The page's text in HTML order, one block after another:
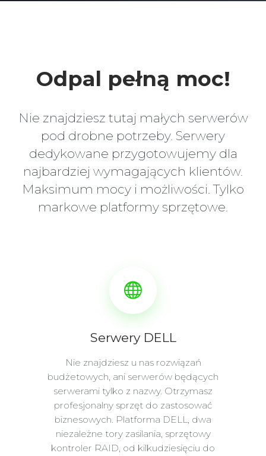
Odpal pełną moc!
Nie znajdziesz tutaj małych serwerów
pod drobne potrzeby. Serwery
dedykowane przygotowujemy dla
najbardziej wymagających klientów.
Maksimum mocy i możliwości. Tylko
markowe platformy sprzętowe.
Serwery DELL
Nie znajdziesz u nas rozwiązań
budżetowych, ani serwerów będących
serwerami tylko z nazwy. Otrzymasz
profesjonalny sprzęt do zastosować
biznesowych. Platforma DELL, dwa
niezależne tory zasilania, sprzętowy
kontroler RAID, od kilkudziesięciu do